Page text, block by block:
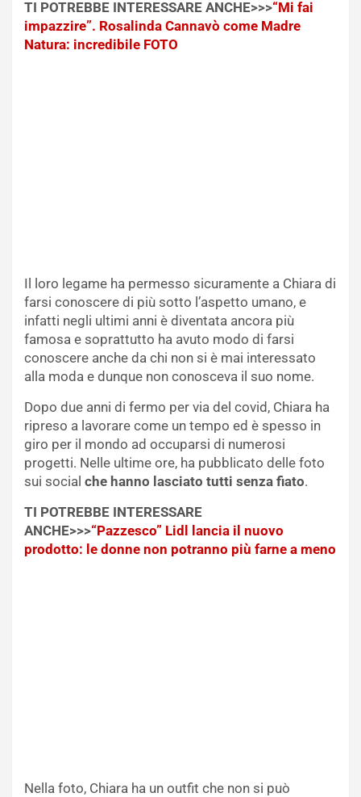
TI POTREBBE INTERESSARE ANCHE>>>“Mi fai
impazzire”. Rosalinda Cannavò come Madre
Natura: incredibile FOTO
Il loro legame ha permesso sicuramente a Chiara di
farsi conoscere di più sotto l’aspetto umano, e
infatti negli ultimi anni è diventata ancora più
famosa e soprattutto ha avuto modo di farsi
conoscere anche da chi non si è mai interessato
alla moda e dunque non conosceva il suo nome.
Dopo due anni di fermo per via del covid, Chiara ha
ripreso a lavorare come un tempo ed è spesso in
giro per il mondo ad occuparsi di numerosi
progetti. Nelle ultime ore, ha pubblicato delle foto
sui social che hanno lasciato tutti senza fiato.
TI POTREBBE INTERESSARE
ANCHE>>>“Pazzesco” Lidl lancia il nuovo
prodotto: le donne non potranno più farne a meno
Nella foto, Chiara ha un outfit che non si può